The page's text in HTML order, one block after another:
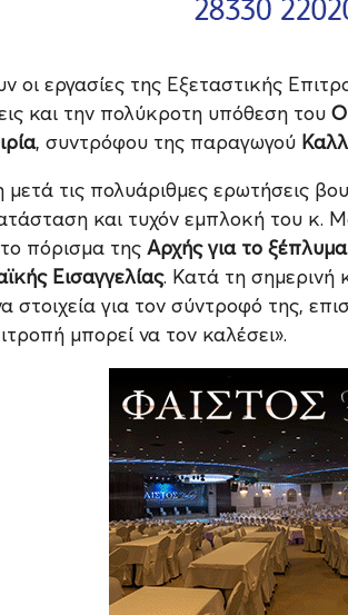
οι εργασίες της Εξεταστικής
και την πολύκροτη υπόθεση του
, συντρόφου της παραγωγού
τις πολυάριθμες ερωτήσεις
και τυχόν εμπλοκή του κ.
πόρισμα της Αρχής για το
Εισαγγελίας. Κατά τη σημερινή
στοιχεία για τον σύντροφό της,
μπορεί να τον καλέσει».